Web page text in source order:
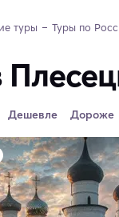
туры Туры по
Дешевле Дороже